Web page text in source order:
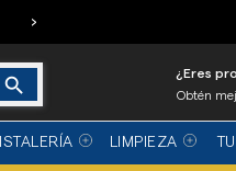
›

¿Eres
Obtén
LIMPIEZA